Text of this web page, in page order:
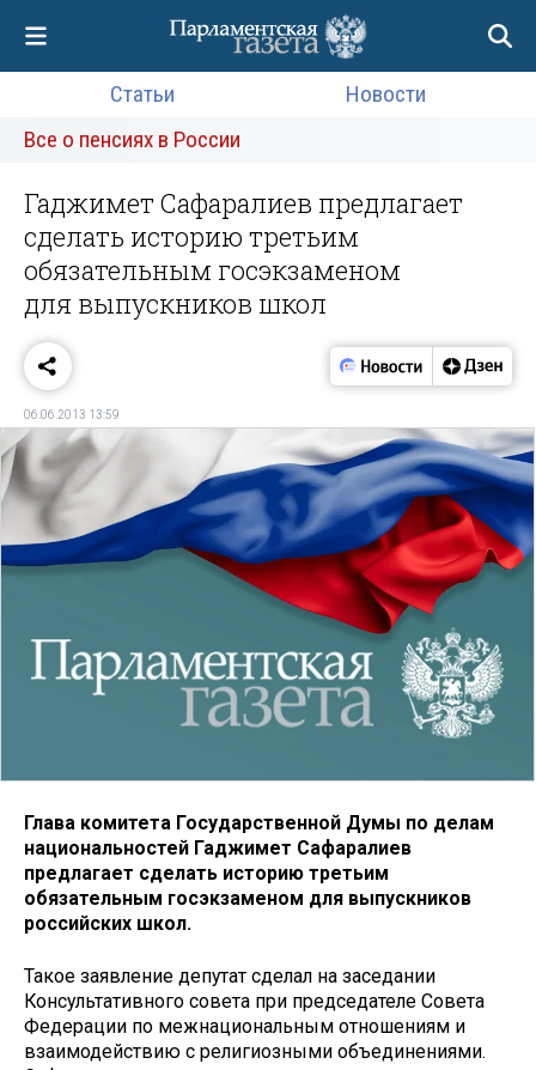
Статьи
Новости
Все о пенсиях в России
Гаджимет Сафаралиев предлагает
сделать историю третьим
обязательным госэкзаменом
для выпускников школ
06.06.2013 13:59
Глава комитета Государственной Думы по делам
национальностей Гаджимет Сафаралиев
предлагает сделать историю третьим
обязательным госэкзаменом для выпускников
российских школ.
Такое заявление депутат сделал на заседании
Консультативного совета при председателе Совета
Федерации по межнациональным отношениям и
взаимодействию с религиозными объединениями.